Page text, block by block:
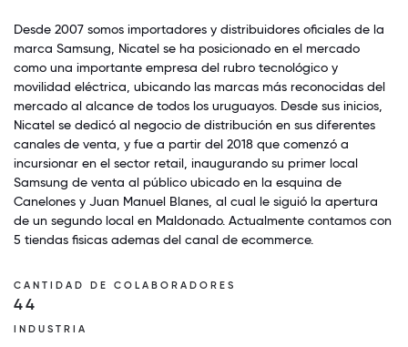
Desde 2007 somos importadores y distribuidores oficiales de la
marca Samsung, Nicatel se ha posicionado en el mercado
como una importante empresa del rubro tecnológico y
movilidad eléctrica, ubicando las marcas más reconocidas del
mercado al alcance de todos los uruguayos. Desde sus inicios,
Nicatel se dedicó al negocio de distribución en sus diferentes
canales de venta, y fue a partir del 2018 que comenzó a
incursionar en el sector retail, inaugurando su primer local
Samsung de venta al público ubicado en la esquina de
Canelones y Juan Manuel Blanes, al cual le siguió la apertura
de un segundo local en Maldonado. Actualmente contamos con
5 tiendas fisicas ademas del canal de ecommerce.
CANTIDAD DE COLABORADORES
44
INDUSTRIA